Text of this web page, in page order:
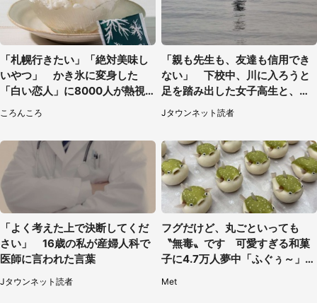
「札幌行きたい」「絶対美味し
いやつ」 かき氷に変身した
「白い恋人」に8000人が熱視
線【期間限定】
ころんころ
「親も先生も、友達も信用でき
ない」 下校中、川に入ろうと
足を踏み出した女子高生と、彼
女を止めた予想外の存在
Jタウンネット読者
「よく考えた上で決断してくだ
さい」 16歳の私が産婦人科で
医師に言われた言葉
Jタウンネット読者
フグだけど、丸ごといっても
〝無毒〟です 可愛すぎる和菓
子に4.7万人夢中「ふぐぅ～」
Met